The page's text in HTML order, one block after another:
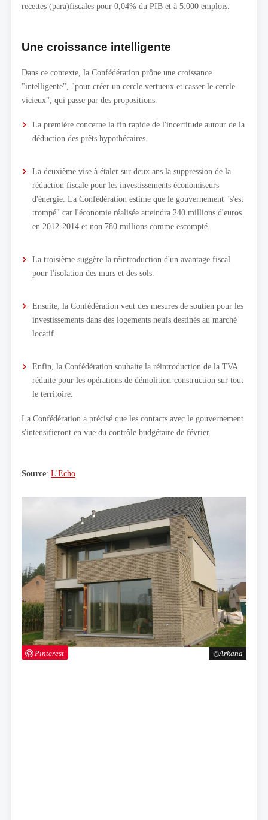
Arkana
Pinterest
recettes (para)fiscales pour 0,04% du PIB et à 5.000 emplois.
Une croissance intelligente
Dans ce contexte, la Confédération prône une croissance
"intelligente", "pour créer un cercle vertueux et casser le cercle
vicieux", qui passe par des propositions.
La première concerne la fin rapide de l'incertitude autour de la
déduction des prêts hypothécaires.
La deuxième vise à étaler sur deux ans la suppression de la
réduction fiscale pour les investissements économiseurs
d'énergie. La Confédération estime que le gouvernement "s'est
trompé" car l'économie réalisée atteindra 240 millions d'euros
en 2012-2014 et non 780 millions comme escompté.
La troisième suggère la réintroduction d'un avantage fiscal
pour l'isolation des murs et des sols.
Ensuite, la Confédération veut des mesures de soutien pour les
investissements dans des logements neufs destinés au marché
locatif.
Enfin, la Confédération souhaite la réintroduction de la TVA
réduite pour les opérations de démolition-construction sur tout
le territoire.
La Confédération a précisé que les contacts avec le gouvernement
s'intensifieront en vue du contrôle budgétaire de février.
Source: L'Echo